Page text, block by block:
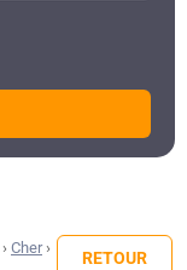
› Cher›
RETOUR